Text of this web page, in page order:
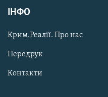
ІНФО
Крим.Реалії. Про нас
Передрук
Контакти